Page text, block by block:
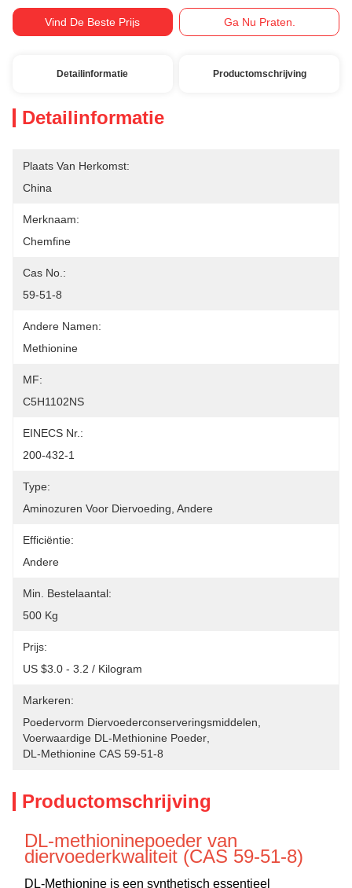
Vind De Beste Prijs Ga Nu Praten.
Detailinformatie Productomschrijving
Detailinformatie
Plaats Van Herkomst:
China
Merknaam:
Chemfine
Cas No.:
59-51-8
Andere Namen:
Methionine
MF:
C5H1102NS
EINECS Nr.:
200-432-1
Type:
Aminozuren Voor Diervoeding, Andere
Efficiëntie:
Andere
Min. Bestelaantal:
500 Kg
Prijs:
US $3.0 - 3.2 / Kilogram
Markeren:
Poedervorm Diervoederconserveringsmiddelen
Voerwaardige DL-Methionine Poeder
DL-Methionine CAS 59-51-8
Productomschrijving
DL-methioninepoeder van
diervoederkwaliteit (CAS 59-51-8)
DL-Methionine is een synthetisch essentieel